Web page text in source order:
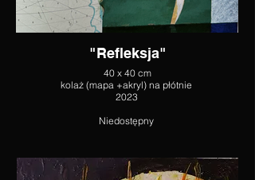
"Refleksja"
40 x 40 cm
kolaż (mapa +akryl) na płótnie
2023
Niedostępny